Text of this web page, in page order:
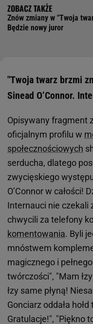
Znów zmiany w "Twoja
Będzie nowy juror
"Twoja twarz brzmi
Sinead O’Connor.
Opisywany fragment
oficjalnym profilu w
społecznościowych
serducha, dlatego
zwycięskiego
O’Connor w całości!
Internauci nie czekali
chwycili za telefony
komentowania. Byli
mnóstwem
magicznego i
twórczości", "Mam
łzy same płyną!
Gonciarz oddała
Gratulacje!", "Piękno